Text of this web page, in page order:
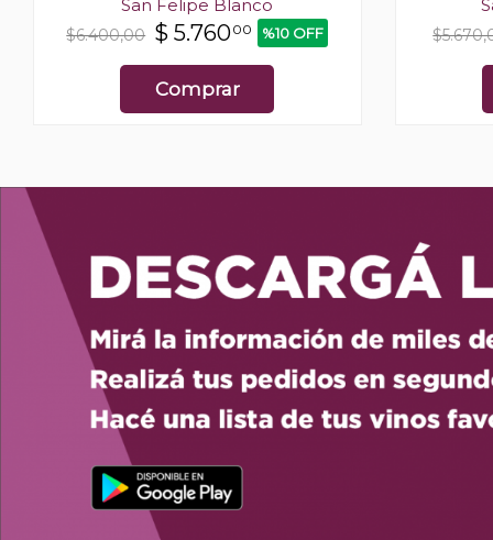
San Felipe Blanco
$6.400,00 $5.76000 %10 OFF
Comprar